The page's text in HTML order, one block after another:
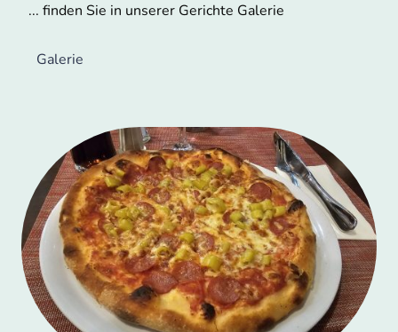
... finden Sie in unserer Gerichte Galerie
Galerie